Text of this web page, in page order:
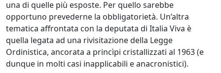
una di quelle più esposte. Per quello sarebbe
opportuno prevederne la obbligatorietà. Un’altra
tematica affrontata con la deputata di Italia Viva è
quella legata ad una rivisitazione della Legge
Ordinistica, ancorata a princìpi cristallizzati al 1963 (e
dunque in molti casi inapplicabili e anacronistici).